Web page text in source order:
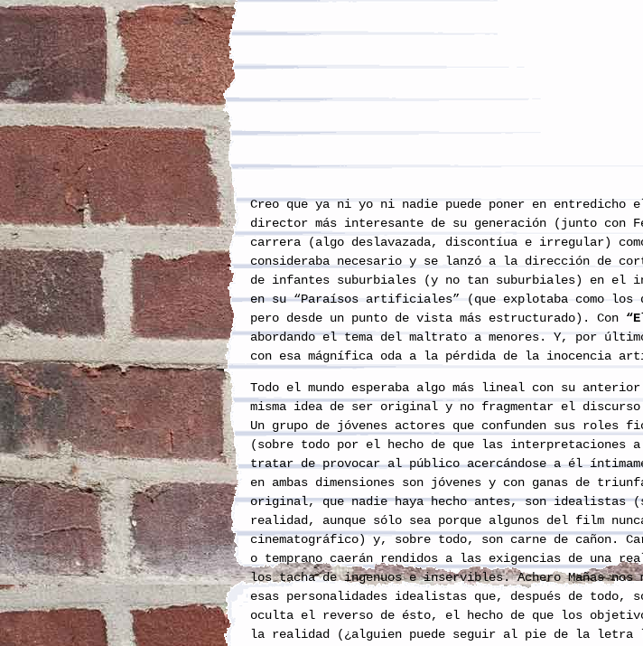
Creo que ya ni yo ni nadie puede poner en entredicho
director más interesante de su generación (junto con
carrera (algo deslavazada, discontíua e irregular)
consideraba necesario y se lanzó a la dirección de
de infantes suburbiales (y no tan suburbiales) en el
en su “Paraísos artificiales” (que explotaba como
pero desde un punto de vista más estructurado). Con
abordando el tema del maltrato a menores. Y, por
con esa mágnífica oda a la pérdida de la inocencia
Todo el mundo esperaba algo más lineal con su
misma idea de ser original y no fragmentar el discurso
Un grupo de jóvenes actores que confunden sus roles
(sobre todo por el hecho de que las interpretaciones
tratar de provocar al público acercándose a él
en ambas dimensiones son jóvenes y con ganas de
original, que nadie haya hecho antes, son idealistas
realidad, aunque sólo sea porque algunos del film
cinematográfico) y, sobre todo, son carne de cañon.
o temprano caerán rendidos a las exigencias de una
los tacha de ingenuos e inservibles. Achero Mañas nos
esas personalidades idealistas que, después de todo,
oculta el reverso de ésto, el hecho de que los
la realidad (¿alguien puede seguir al pie de la letra